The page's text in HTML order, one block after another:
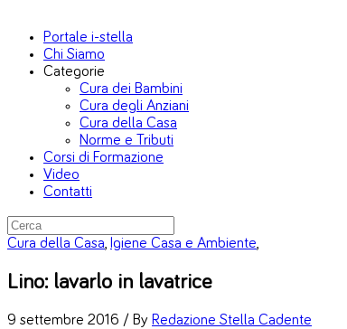
Portale i-stella
Chi Siamo
Categorie
Cura dei Bambini
Cura degli Anziani
Cura della Casa
Norme e Tributi
Corsi di Formazione
Video
Contatti
Cura della Casa, Igiene Casa e Ambiente,
Lino: lavarlo in lavatrice
9 settembre 2016 / By Redazione Stella Cadente